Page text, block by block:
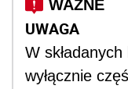
UWAGA
W składanych
wyłącznie